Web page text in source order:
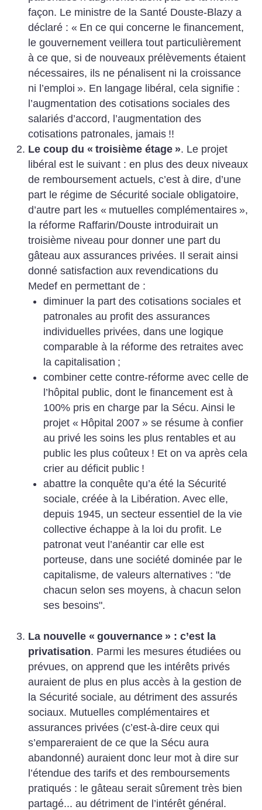
façon. Le ministre de la Santé Douste-Blazy a
déclaré : « En ce qui concerne le financement,
le gouvernement veillera tout particulièrement
à ce que, si de nouveaux prélèvements étaient
nécessaires, ils ne pénalisent ni la croissance
ni l’emploi ». En langage libéral, cela signifie :
l’augmentation des cotisations sociales des
salariés d’accord, l’augmentation des
cotisations patronales, jamais !!
Le coup du « troisième étage ». Le projet
libéral est le suivant : en plus des deux niveaux
de remboursement actuels, c’est à dire, d’une
part le régime de Sécurité sociale obligatoire,
d’autre part les « mutuelles complémentaires »,
la réforme Raffarin/Douste introduirait un
troisième niveau pour donner une part du
gâteau aux assurances privées. Il serait ainsi
donné satisfaction aux revendications du
Medef en permettant de :
diminuer la part des cotisations sociales et
patronales au profit des assurances
individuelles privées, dans une logique
comparable à la réforme des retraites avec
la capitalisation ;
combiner cette contre-réforme avec celle de
l’hôpital public, dont le financement est à
100% pris en charge par la Sécu. Ainsi le
projet « Hôpital 2007 » se résume à confier
au privé les soins les plus rentables et au
public les plus coûteux ! Et on va après cela
crier au déficit public !
abattre la conquête qu’a été la Sécurité
sociale, créée à la Libération. Avec elle,
depuis 1945, un secteur essentiel de la vie
collective échappe à la loi du profit. Le
patronat veut l’anéantir car elle est
porteuse, dans une société dominée par le
capitalisme, de valeurs alternatives : "de
chacun selon ses moyens, à chacun selon
ses besoins".
La nouvelle « gouvernance » : c’est la
privatisation. Parmi les mesures étudiées ou
prévues, on apprend que les intérêts privés
auraient de plus en plus accès à la gestion de
la Sécurité sociale, au détriment des assurés
sociaux. Mutuelles complémentaires et
assurances privées (c’est-à-dire ceux qui
s’empareraient de ce que la Sécu aura
abandonné) auraient donc leur mot à dire sur
l’étendue des tarifs et des remboursements
pratiqués : le gâteau serait sûrement très bien
partagé... au détriment de l’intérêt général.